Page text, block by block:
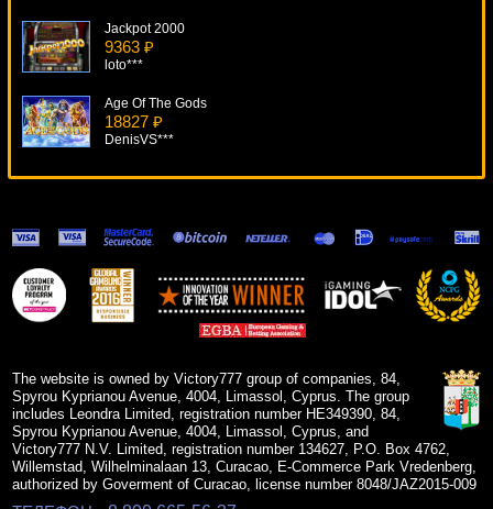
Jackpot 2000
9363 ₽
loto***
Age Of The Gods
18827 ₽
DenisVS***
Kings Of Cash
18131 ₽
kat***
Day Of The Dead
The website is owned by Victory777 group of companies, 84,
Spyrou Kyprianou Avenue, 4004, Limassol, Cyprus. The group
includes Leondra Limited, registration number HE349390, 84,
Spyrou Kyprianou Avenue, 4004, Limassol, Cyprus, and
Victory777 N.V. Limited, registration number 134627, P.O. Box 4762,
Willemstad, Wilhelminalaan 13, Curacao, E-Commerce Park Vredenberg,
authorized by Goverment of Curacao, license number 8048/JAZ2015-009